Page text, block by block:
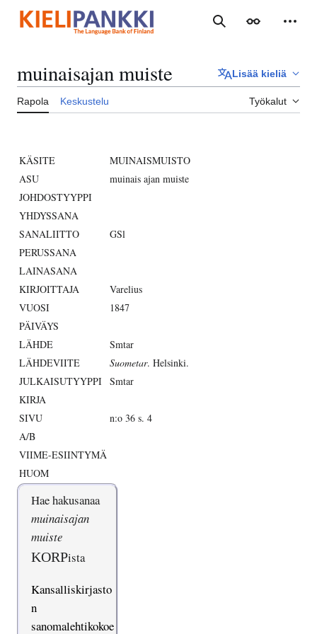
sisältöön
Haku Ulkoasu
muinaisajan muiste Lisää kieliä
Rapola Keskustelu Työkalut
KÄSITE
MUINAISMUISTO
ASU
muinais ajan muiste
JOHDOSTYYPPI
YHDYSSANA
SANALIITTO
GSl
PERUSSANA
LAINASANA
KIRJOITTAJA
Varelius
VUOSI
1847
PÄIVÄYS
LÄHDE
Smtar
LÄHDEVIITE
Suometar. Helsinki.
JULKAISUTYYPPI Smtar
KIRJA
SIVU
n:o 36 s. 4
A/B
VIIME-ESIINTYMÄ
HUOM
Hae hakusanaa
muinaisajan
muiste
KORPista
Kansalliskirjasto
n
sanomalehtikokoe